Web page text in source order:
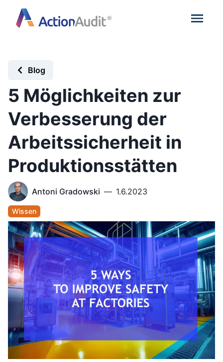
Blog
5 Möglichkeiten zur
Verbesserung der
Arbeitssicherheit in
Produktionsstätten
Antoni Gradowski — 1.6.2023
Wissen